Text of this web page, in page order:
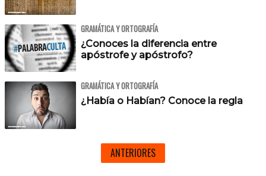
GRAMÁTICA Y ORTOGRAFÍA
¿Conoces la diferencia entre
apóstrofe y apóstrofo?
GRAMÁTICA Y ORTOGRAFÍA
¿Había o Habían? Conoce la regla
ANTERIORES